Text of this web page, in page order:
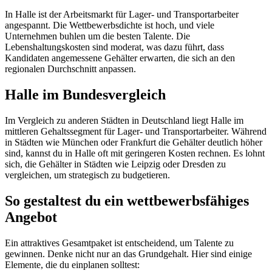
In Halle ist der Arbeitsmarkt für Lager- und Transportarbeiter
angespannt. Die Wettbewerbsdichte ist hoch, und viele
Unternehmen buhlen um die besten Talente. Die
Lebenshaltungskosten sind moderat, was dazu führt, dass
Kandidaten angemessene Gehälter erwarten, die sich an den
regionalen Durchschnitt anpassen.
Halle im Bundesvergleich
Im Vergleich zu anderen Städten in Deutschland liegt Halle im
mittleren Gehaltssegment für Lager- und Transportarbeiter. Während
in Städten wie München oder Frankfurt die Gehälter deutlich höher
sind, kannst du in Halle oft mit geringeren Kosten rechnen. Es lohnt
sich, die Gehälter in Städten wie Leipzig oder Dresden zu
vergleichen, um strategisch zu budgetieren.
So gestaltest du ein wettbewerbsfähiges
Angebot
Ein attraktives Gesamtpaket ist entscheidend, um Talente zu
gewinnen. Denke nicht nur an das Grundgehalt. Hier sind einige
Elemente, die du einplanen solltest: